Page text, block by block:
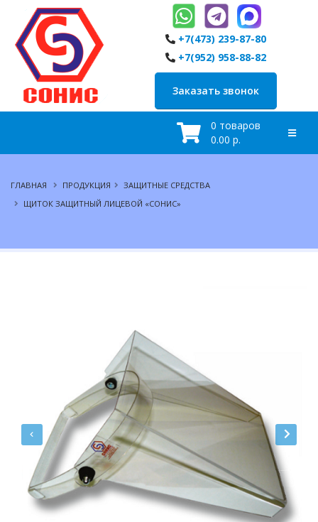
+7(473) 239-87-80
+7(952) 958-88-82
Заказать звонок
0 товаров
0.00 р.
ГЛАВНАЯ ПРОДУКЦИЯ
ЗАЩИТНЫЕ СРЕДСТВА
ЩИТОК ЗАЩИТНЫЙ ЛИЦЕВОЙ «СОНИС»